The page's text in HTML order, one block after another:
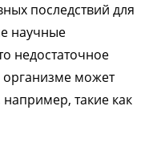
последствий для
научные
недостаточное
организме может
такие как